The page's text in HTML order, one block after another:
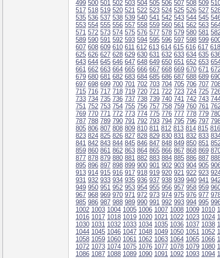
499 500 501 502 503 504 505 506 507 508 509
517 518 519 520 521 522 523 524 525 526 527
535 536 537 538 539 540 541 542 543 544 545
553 554 555 556 557 558 559 560 561 562 563
571 572 573 574 575 576 577 578 579 580 581
589 590 591 592 593 594 595 596 597 598 599
607 608 609 610 611 612 613 614 615 616 617 618
625 626 627 628 629 630 631 632 633 634 635
643 644 645 646 647 648 649 650 651 652 653
661 662 663 664 665 666 667 668 669 670 671
679 680 681 682 683 684 685 686 687 688 689
697 698 699 700 701 702 703 704 705 706 707
715 716 717 718 719 720 721 722 723 724 725
733 734 735 736 737 738 739 740 741 742 743
751 752 753 754 755 756 757 758 759 760 761
769 770 771 772 773 774 775 776 777 778 779
787 788 789 790 791 792 793 794 795 796 797
805 806 807 808 809 810 811 812 813 814 815 816
823 824 825 826 827 828 829 830 831 832 833
841 842 843 844 845 846 847 848 849 850 851
859 860 861 862 863 864 865 866 867 868 869
877 878 879 880 881 882 883 884 885 886 887
895 896 897 898 899 900 901 902 903 904 905
913 914 915 916 917 918 919 920 921 922 923
931 932 933 934 935 936 937 938 939 940 941
949 950 951 952 953 954 955 956 957 958 959
967 968 969 970 971 972 973 974 975 976 977
985 986 987 988 989 990 991 992 993 994 995
1002 1003 1004 1005 1006 1007 1008 1009 1010
1016 1017 1018 1019 1020 1021 1022 1023 1024
1030 1031 1032 1033 1034 1035 1036 1037 1038
1044 1045 1046 1047 1048 1049 1050 1051 1052
1058 1059 1060 1061 1062 1063 1064 1065 1066
1072 1073 1074 1075 1076 1077 1078 1079 1080
1086 1087 1088 1089 1090 1091 1092 1093 1094